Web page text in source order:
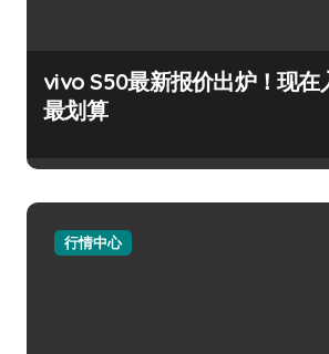
vivo S50最新报价出炉！现在
最划算
行情中心